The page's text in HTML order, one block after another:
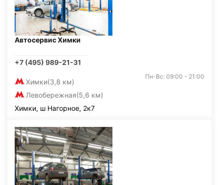
Автосервис Химки
+7 (495) 989-21-31
Химки(3,8 км)
Левобережная(5,6 км)
Пн-Вс: 09:00 - 21:00
Химки, ш Нагорное, 2к7